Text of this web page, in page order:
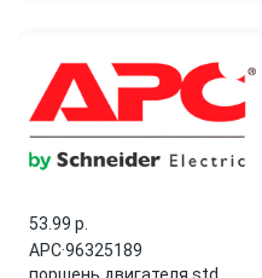
53.99 p.
APC·96325189